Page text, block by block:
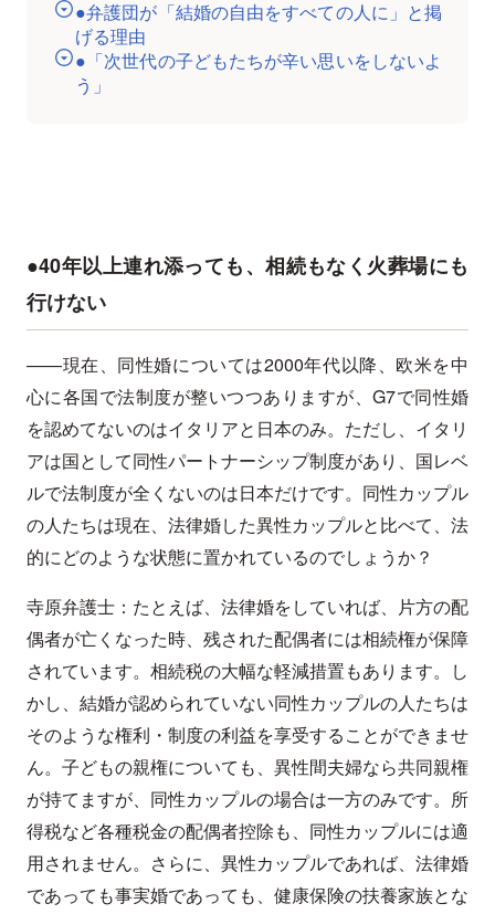
●弁護団が「結婚の自由をすべての人に」と掲
げる理由
●「次世代の子どもたちが辛い思いをしないよ
う」
●40年以上連れ添っても、相続もなく火葬場にも
行けない
——現在、同性婚については2000年代以降、欧米を中
心に各国で法制度が整いつつありますが、G7で同性婚
を認めてないのはイタリアと日本のみ。ただし、イタリ
アは国として同性パートナーシップ制度があり、国レベ
ルで法制度が全くないのは日本だけです。同性カップル
の人たちは現在、法律婚した異性カップルと比べて、法
的にどのような状態に置かれているのでしょうか？
寺原弁護士：たとえば、法律婚をしていれば、片方の配
偶者が亡くなった時、残された配偶者には相続権が保障
されています。相続税の大幅な軽減措置もあります。し
かし、結婚が認められていない同性カップルの人たちは
そのような権利・制度の利益を享受することができませ
ん。子どもの親権についても、異性間夫婦なら共同親権
が持てますが、同性カップルの場合は一方のみです。所
得税など各種税金の配偶者控除も、同性カップルには適
用されません。さらに、異性カップルであれば、法律婚
であっても事実婚であっても、健康保険の扶養家族とな